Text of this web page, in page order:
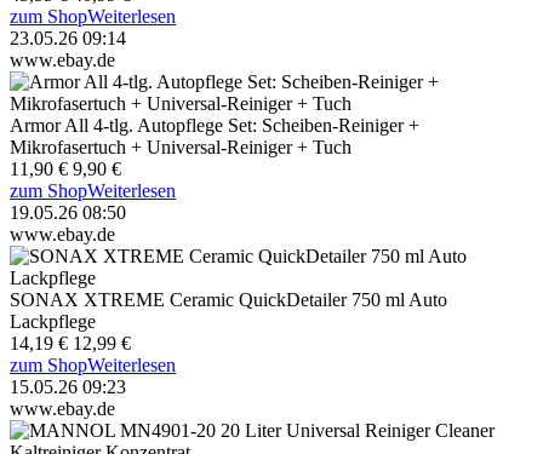
zum ShopWeiterlesen
23.05.26 09:14
www.ebay.de
Armor All 4-tlg. Autopflege Set: Scheiben-Reiniger +
Mikrofasertuch + Universal-Reiniger + Tuch
11,90 € 9,90 €
zum ShopWeiterlesen
19.05.26 08:50
www.ebay.de
SONAX XTREME Ceramic QuickDetailer 750 ml Auto
Lackpflege
14,19 € 12,99 €
zum ShopWeiterlesen
15.05.26 09:23
www.ebay.de